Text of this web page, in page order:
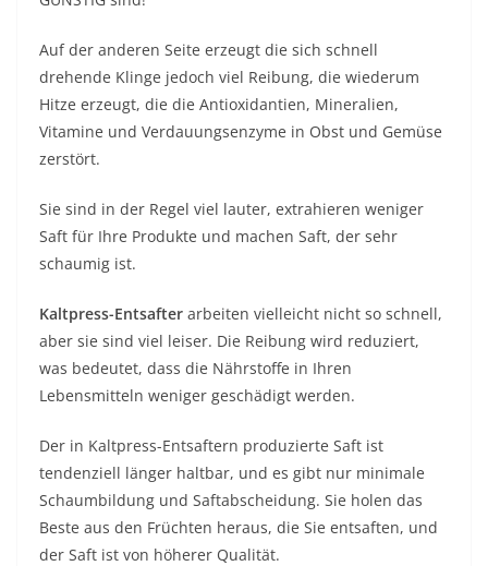
Auf der anderen Seite erzeugt die sich schnell
drehende Klinge jedoch viel Reibung, die wiederum
Hitze erzeugt, die die Antioxidantien, Mineralien,
Vitamine und Verdauungsenzyme in Obst und Gemüse
zerstört.
Sie sind in der Regel viel lauter, extrahieren weniger
Saft für Ihre Produkte und machen Saft, der sehr
schaumig ist.
Kaltpress-Entsafter arbeiten vielleicht nicht so schnell,
aber sie sind viel leiser. Die Reibung wird reduziert,
was bedeutet, dass die Nährstoffe in Ihren
Lebensmitteln weniger geschädigt werden.
Der in Kaltpress-Entsaftern produzierte Saft ist
tendenziell länger haltbar, und es gibt nur minimale
Schaumbildung und Saftabscheidung. Sie holen das
Beste aus den Früchten heraus, die Sie entsaften, und
der Saft ist von höherer Qualität.